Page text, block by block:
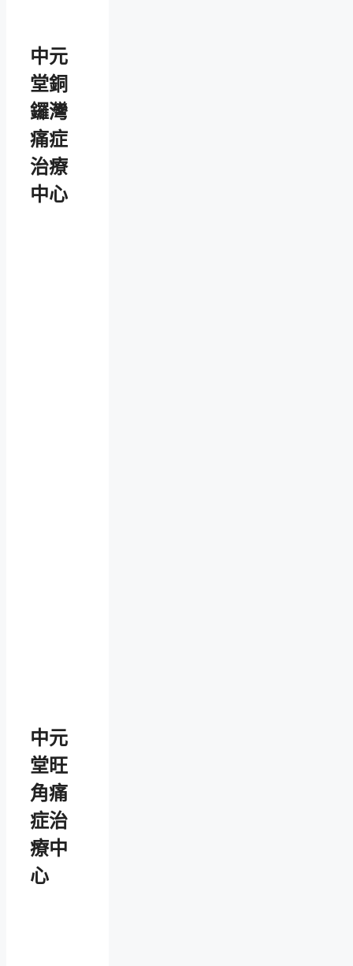
中元
堂銅
鑼灣
痛症
治療
中心
中元
堂旺
角痛
症治
療中
心